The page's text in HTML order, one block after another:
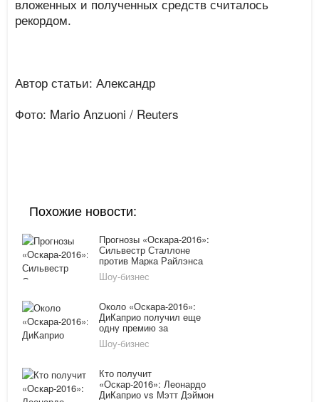
вложенных и полученных средств считалось
рекордом.
Автор статьи: Александр
Фото: Mario Anzuoni / Reuters
Похожие новости:
Прогнозы «Оскара-2016»:
Сильвестр Сталлоне
против Марка Райлэнса
за титул «Лучший актер
второго плана»
Шоу-бизнес
Около «Оскара-2016»:
ДиКаприо получил еще
одну премию за
«Выжившего»
Шоу-бизнес
Кто получит
«Оскар-2016»: Леонардо
ДиКаприо vs Мэтт Дэймон